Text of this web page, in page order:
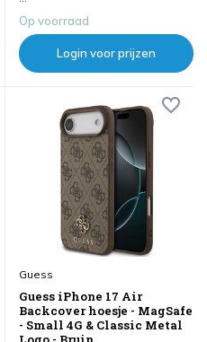
Op voorraad
Login voor prijzen
Guess
Guess iPhone 17 Air
Backcover hoesje - MagSafe
- Small 4G & Classic Metal